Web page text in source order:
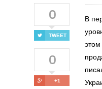
0
TWEET
0
+1
В